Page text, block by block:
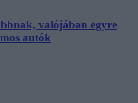
valójában egyre
autók